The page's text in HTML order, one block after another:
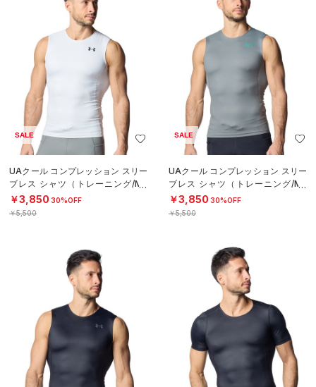
SALE
UAクール コンプレッション スリー
ブレス シャツ（トレーニング/ME
N）
￥3,850 30%OFF
￥5,500
SALE
UAクール コンプレッション スリー
ブレス シャツ（トレーニング/ME
N）
￥3,850 30%OFF
￥5,500